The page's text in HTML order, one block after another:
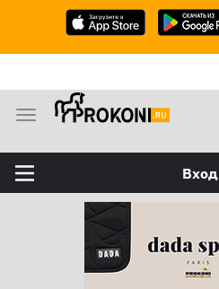
М
н
ю
Вход